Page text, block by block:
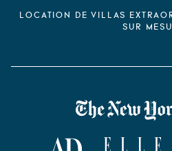
LOCATION DE VILLAS
SUR
VILLANOVO DANS LA
The New York Times
AD MagazineELLE